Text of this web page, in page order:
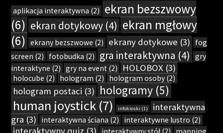
aplikacja interaktywna (2)
ekran bezszwowy
(6) ekran dotykowy (4) ekran mgłowy
(6) ekrany bezszwowe (2) ekrany dotykowe (3)
fog
screen (2) fotobudka (2) gra interaktywna (4)
gry
interaktyne (2) gry na event (2) HOLOBOX (3)
holocube (2) hologram (2) hologram osoby (2)
hologram postaci (3) hologramy (5)
human joystick (7) infokioski (1)
interaktywna
gra (3) interaktywna ściana (2) interaktywne lustro (2)
interaktywny quiz (3) interaktywny stół (2)
mapping